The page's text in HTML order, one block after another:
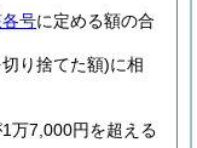
号に定める額の合
り捨てた額)に相
万7,000円を超える